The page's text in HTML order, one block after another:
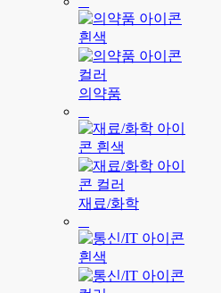
의약품
재료/화학